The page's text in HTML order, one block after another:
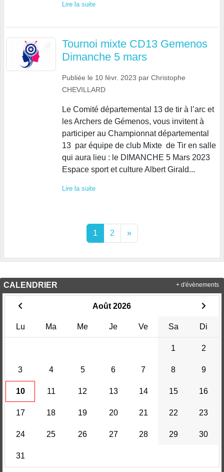
Lire la suite
Tournoi mixte CD13 Gemenos
Dimanche 5 mars
Publiée le 10 févr. 2023 par Christophe
CHEVILLARD
Le Comité départemental 13 de tir à l’arc et
les Archers de Gémenos, vous invitent à
participer au Championnat départemental
13 par équipe de club Mixte de Tir en salle
qui aura lieu : le DIMANCHE 5 Mars 2023
Espace sport et culture Albert Girald...
Lire la suite
1 2 »
CALENDRIER
Août 2026
Lu Ma Me Je Ve Sa Di
1 2
3 4 5 6 7 8 9
10 11 12 13 14 15 16
17 18 19 20 21 22 23
24 25 26 27 28 29 30
31
+ d'évènements